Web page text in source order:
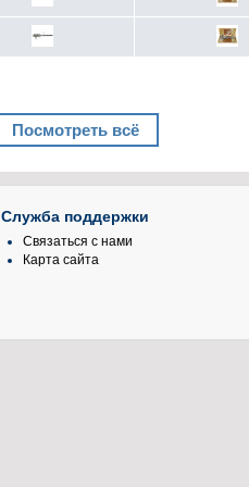
Посмотреть всё
Служба поддержки
Связаться с нами
Карта сайта